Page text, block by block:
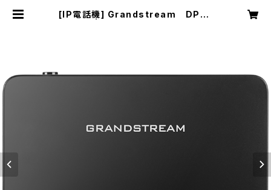
[IP電話機] Grandstream DP75